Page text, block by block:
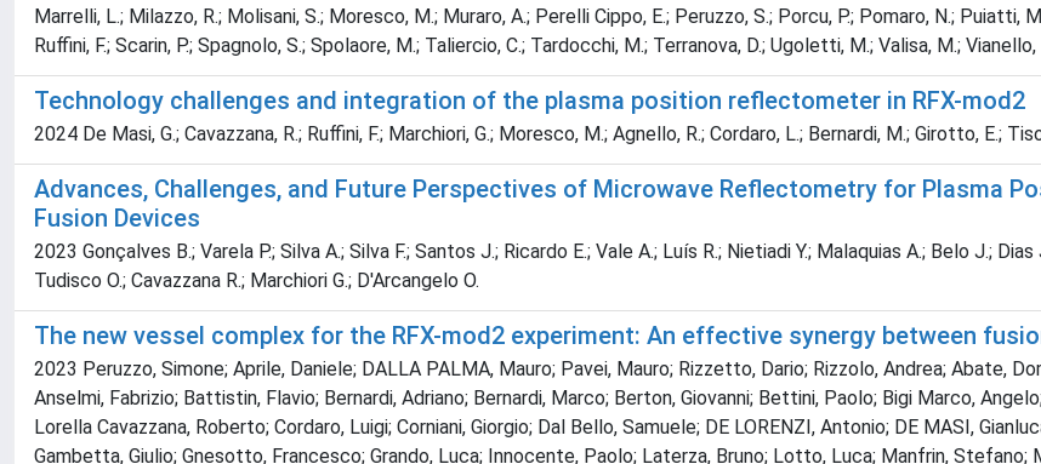
Marrelli, L.; Milazzo, R.; Molisani, S.; Moresco, M.; Muraro, A.; Perelli Cippo, E.; Peruzzo, S.; Porcu, P.; Pomaro, N.; Puiatti,
Ruffini, F.; Scarin, P.; Spagnolo, S.; Spolaore, M.; Taliercio, C.; Tardocchi, M.; Terranova, D.; Ugoletti, M.; Valisa, M.; Vianello,
Technology challenges and integration of the plasma position reflectometer in RFX-mod2
2024 De Masi, G.; Cavazzana, R.; Ruffini, F.; Marchiori, G.; Moresco, M.; Agnello, R.; Cordaro, L.; Bernardi, M.; Girotto, E.;
Advances, Challenges, and Future Perspectives of Microwave Reflectometry for Plasma
Fusion Devices
2023 Gonçalves B.; Varela P.; Silva A.; Silva F.; Santos J.; Ricardo E.; Vale A.; Luís R.; Nietiadi Y.; Malaquias A.; Belo J.;
Tudisco O.; Cavazzana R.; Marchiori G.; D'Arcangelo O.
The new vessel complex for the RFX-mod2 experiment: An effective synergy between
2023 Peruzzo, Simone; Aprile, Daniele; DALLA PALMA, Mauro; Pavei, Mauro; Rizzetto, Dario; Rizzolo, Andrea; Abate,
Anselmi, Fabrizio; Battistin, Flavio; Bernardi, Adriano; Bernardi, Marco; Berton, Giovanni; Bettini, Paolo; Bigi Marco,
Lorella Cavazzana, Roberto; Cordaro, Luigi; Corniani, Giorgio; Dal Bello, Samuele; DE LORENZI, Antonio; DE MASI,
Gambetta, Giulio; Gnesotto, Francesco; Grando, Luca; Innocente, Paolo; Laterza, Bruno; Lotto, Luca; Manfrin,